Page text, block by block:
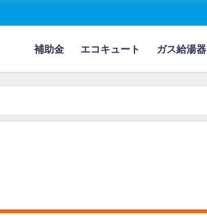
補助金 エコキュート ガス給湯器